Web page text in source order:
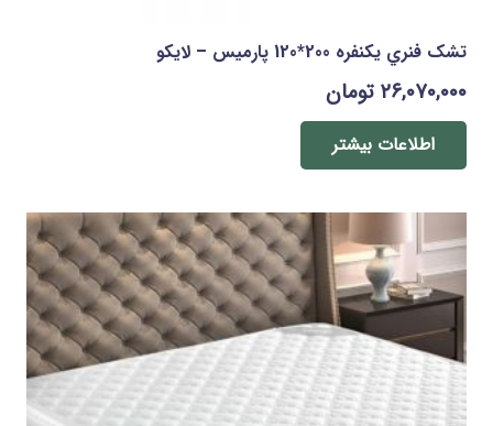
تشک فنري يکنفره 200*120 پارمیس – لایکو
۲۶,۰۷۰,۰۰۰ تومان
اطلاعات بیشتر